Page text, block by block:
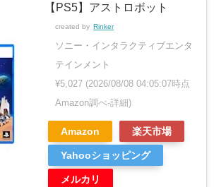
【PS5】アストロボット
created by Rinker
ソニー・インタラクティブエンタ
テインメント
¥5,027 (2026/08/08 04:05:07時点
Amazon調べ-詳細)
Amazon 楽天市場
Yahooショッピング
メルカリ